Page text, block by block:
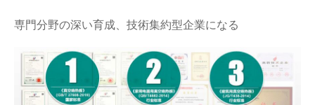
専門分野の深い育成、技術集約型企業になる